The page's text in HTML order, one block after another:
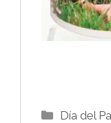
Día del